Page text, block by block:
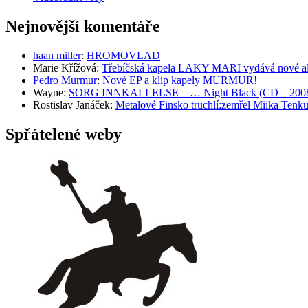
Nejnovější komentáře
haan miller: HROMOVLAD
Marie Křížová: Třebíčská kapela LAKY MARI vydává nové
Pedro Murmur: Nové EP a klip kapely MURMUR!
Wayne: SORG INNKALLELSE – … Night Black (CD –
Rostislav Janáček: Metalové Finsko truchlí:zemřel Miika
Spřátelené weby